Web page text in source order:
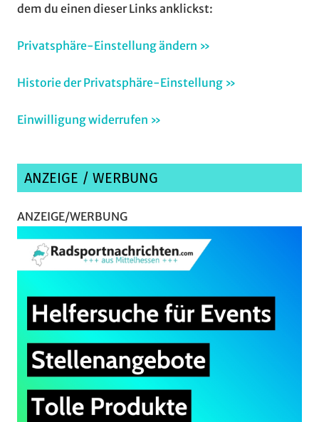
dem du einen dieser Links anklickst:
Privatsphäre-Einstellung ändern »
Historie der Privatsphäre-Einstellung »
Einwilligung widerrufen »
ANZEIGE / WERBUNG
ANZEIGE/WERBUNG